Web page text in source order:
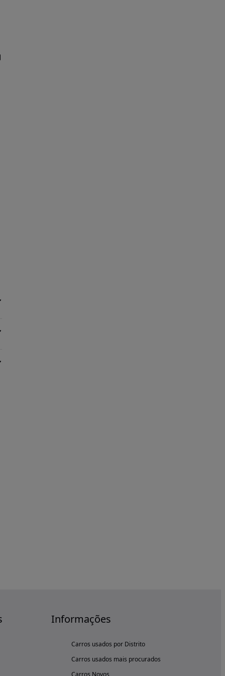
Informações
Carros usados por Distrito
Carros usados mais procurados
Carros Novos